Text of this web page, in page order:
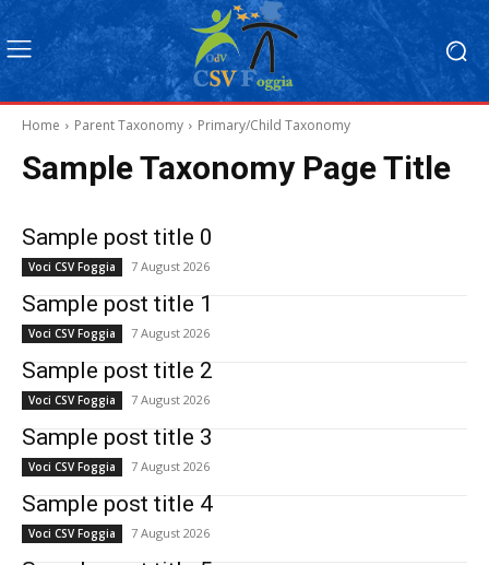
Home Parent Taxonomy Primary/Child Taxonomy
Sample Taxonomy Page Title
Sample post title 0
Voci CSV Foggia 7 August 2026
Sample post title 1
Voci CSV Foggia 7 August 2026
Sample post title 2
Voci CSV Foggia 7 August 2026
Sample post title 3
Voci CSV Foggia 7 August 2026
Sample post title 4
Voci CSV Foggia 7 August 2026